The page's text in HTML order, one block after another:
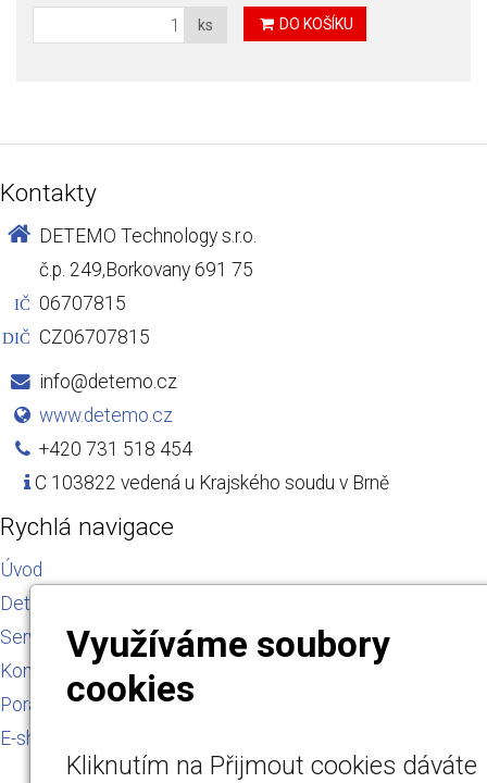
ks DO KOŠÍKU
Kontakty
DETEMO Technology s.r.o.
č.p. 249,Borkovany 691 75
IČ 06707815
DIČ CZ06707815
info@detemo.cz
www.detemo.cz
+420 731 518 454
C 103822 vedená u Krajského soudu v Brně
Rychlá navigace
Úvod
Detektory plynu
Servis a kalibrace
Kontakt
Poradna
E-shop
Využíváme soubory
cookies
Kliknutím na Přijmout cookies dáváte